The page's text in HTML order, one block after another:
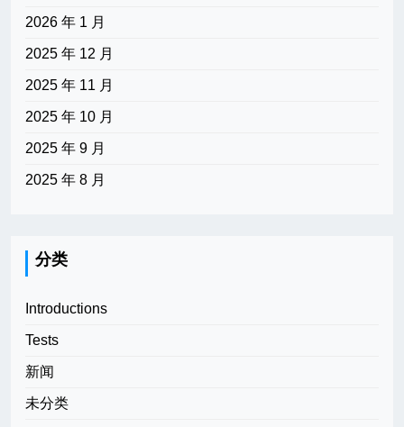
2026 年 1 月
2025 年 12 月
2025 年 11 月
2025 年 10 月
2025 年 9 月
2025 年 8 月
分类
Introductions
Tests
新闻
未分类